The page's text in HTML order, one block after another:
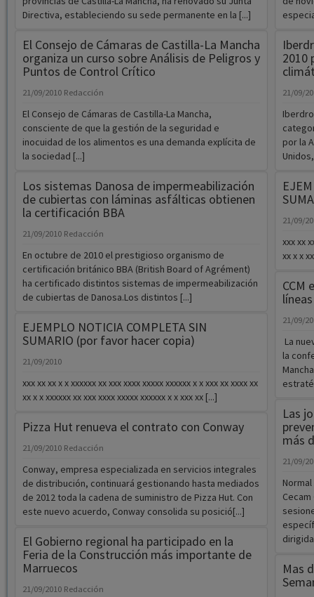
Directiva, estableciendo su sede permanente en la [...]
El Consejo de Cámaras de Castilla-La Mancha
organiza un curso sobre Análisis de Peligros y
Puntos de Control Crítico
21/09/2010 Redacción
El Consejo de Cámaras de Castilla-La Mancha,
consciente de que la gestión de la seguridad e
inocuidad de los alimentos es una demanda explícita de
la sociedad [...]
Los sistemas Danosa de impermeabilización
de cubiertas con láminas asfálticas obtienen
la certificación BBA
21/09/2010 Redacción
En octubre de 2010 el prestigioso organismo de
certificación británico BBA (British Board of Agrément)
ha certificado distintos sistemas de impermeabilización
de cubiertas de Danosa.Los distintos [...]
EJEMPLO NOTICIA COMPLETA SIN
SUMARIO (por favor hacer copia)
21/09/2010
xxx xx xx x x xxxxxx xx xxx xxxx xxxxx xxxxxx x x xxx xx xxxx xx
xx x x xxxxxx xx xxx xxxx xxxxx xxxxxx x x xxx xx [...]
Pizza Hut renueva el contrato con Conway
21/09/2010 Redacción
Conway, empresa especializada en servicios integrales
de distribución, continuará gestionando hasta mediados
de 2012 toda la cadena de suministro de Pizza Hut. Con
este nuevo acuerdo, Conway consolida su posició[...]
El Gobierno regional ha participado en la
Feria de la Construcción más importante de
Marruecos
21/09/2010 Redacción
2010
21/09/
por la
21/09/
xxx xx
xx x x
CCM
21/09/
La
la
Las
más
21/09/
Mas